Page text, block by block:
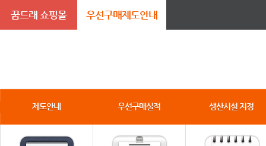
꿈드래 쇼핑몰 우선구매제도안내
제도안내 우선구매실적 생산시설 지정